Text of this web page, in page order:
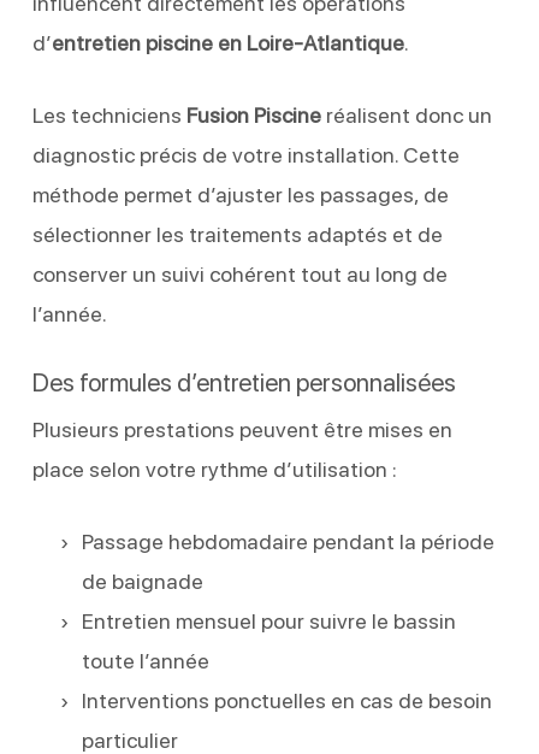
d’entretien piscine en Loire-Atlantique.
Les techniciens Fusion Piscineréalisent donc un
diagnostic précis de votre installation. Cette
méthode permet d’ajuster les passages, de
sélectionner les traitements adaptés et de
conserver un suivi cohérent tout au long de
l’année.
Des formules d’entretien personnalisées
Plusieurs prestations peuvent être mises en
place selon votre rythme d’utilisation :
Passage hebdomadaire pendant la période
de baignade
Entretien mensuel pour suivre le bassin
toute l’année
Interventions ponctuelles en cas de besoin
particulier